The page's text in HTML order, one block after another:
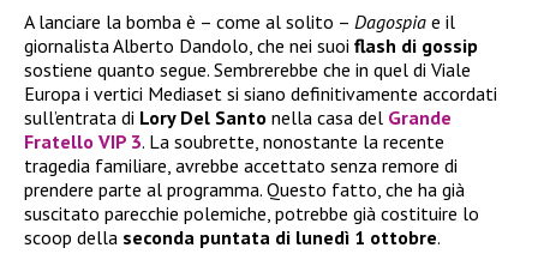
A lanciare la bomba è – come al solito – Dagospia e il
giornalista Alberto Dandolo, che nei suoi flash di gossip
sostiene quanto segue. Sembrerebbe che in quel di Viale
Europa i vertici Mediaset si siano definitivamente accordati
sull’entrata di Lory Del Santo nella casa del Grande
Fratello VIP 3. La soubrette, nonostante la recente
tragedia familiare, avrebbe accettato senza remore di
prendere parte al programma. Questo fatto, che ha già
suscitato parecchie polemiche, potrebbe già costituire lo
scoop della seconda puntata di lunedì 1 ottobre.